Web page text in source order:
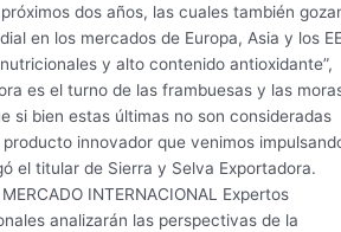
dos años, las cuales también
en los mercados de Europa, Asia y los
y alto contenido antioxidante”,
es el turno de las frambuesas y las
si bien estas últimas no son consideradas
innovador que venimos
el titular de Sierra y Selva Exportadora.
INTERNACIONAL Expertos
analizarán las perspectivas de la